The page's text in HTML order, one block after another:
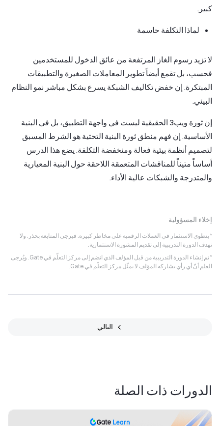
كبير.
لماذا التكلفة حاسمة
لا تزيد رسوم الغاز المرتفعة من عائق الدخول للمستخدمين
فحسب، بل تقمع أيضاً تطوير المعاملات الصغيرة والتطبيقات
المبتكرة. إن خفض تكاليف الشبكة يسرع بشكل مباشر نمو النظام
البيئي.
إن ثورة ويب3 الحقيقية ليست في واجهة التطبيق، بل في البنية
الأساسية. إن فهم منطق ثورة البنية التحتية هو الشرط المسبق
لتصميم أنظمة بيئية فعالة ومنخفضة التكلفة. يضع هذا الدرس
أساساً متيناً للمناقشات المتعمقة اللاحقة حول البنية المعيارية
والمتدرجة والشبكات عالية الأداء.
إخلاء المسؤولية
* ينطوي الاستثمار في العملات الرقمية على مخاطر كبيرة. فيرجى المتابعة بحذر. ولا
تهدف الدورة التدريبية إلى تقديم المشورة الاستثمارية.
* تم إنشاء الدورة التدريبية من قبل المؤلف الذي انضم إلى مركز التعلّم في Gate. ويُرجى
العلم أنّ أي رأي يشاركه المؤلف لا يمثّل مركز التعلّم في Gate.
التالي
الدورات ذات الصلة